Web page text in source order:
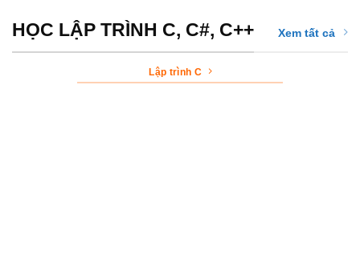
HỌC LẬP TRÌNH C, C#, C++ Xem tất cả
Lập trình C